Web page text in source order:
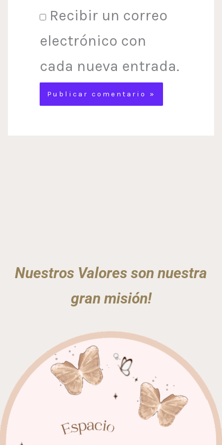
Recibir un correo
electrónico con
cada nueva entrada.
Nuestros Valores son nuestra
gran misión!